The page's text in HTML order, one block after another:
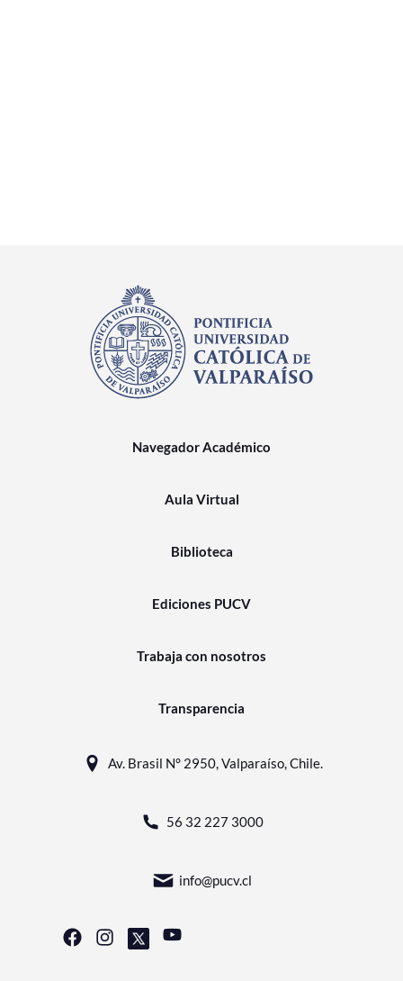
Navegador Académico
Aula Virtual
Biblioteca
Ediciones PUCV
Trabaja con nosotros
Transparencia
Av. Brasil N° 2950, Valparaíso, Chile.
56 32 227 3000
info@pucv.cl